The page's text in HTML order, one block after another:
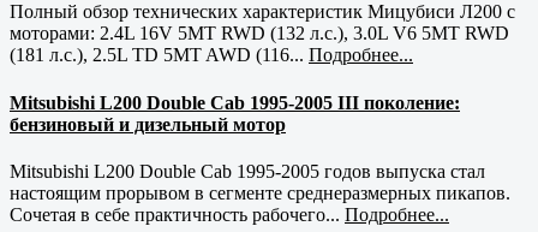
Полный обзор технических характеристик Мицубиси Л200 с
моторами: 2.4L 16V 5MT RWD (132 л.с.), 3.0L V6 5MT RWD
(181 л.с.), 2.5L TD 5MT AWD (116... Подробнее...
Mitsubishi L200 Double Cab 1995-2005 III поколение:
бензиновый и дизельный мотор
Mitsubishi L200 Double Cab 1995-2005 годов выпуска стал
настоящим прорывом в сегменте среднеразмерных пикапов.
Сочетая в себе практичность рабочего... Подробнее...